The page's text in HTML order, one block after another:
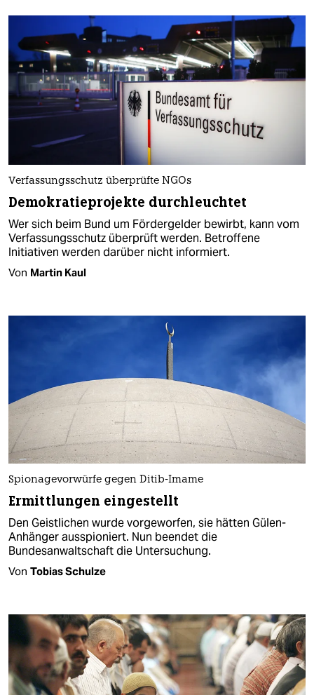
Verfassungsschutz überprüfte NGOs
Demokratieprojekte durchleuchtet
Wer sich beim Bund um Fördergelder bewirbt, kann vom
Verfassungsschutz überprüft werden. Betroffene
Initiativen werden darüber nicht informiert.
Von Martin Kaul
Spionagevorwürfe gegen Ditib-Imame
Ermittlungen eingestellt
Den Geistlichen wurde vorgeworfen, sie hätten Gülen-
Anhänger ausspioniert. Nun beendet die
Bundesanwaltschaft die Untersuchung.
Von Tobias Schulze